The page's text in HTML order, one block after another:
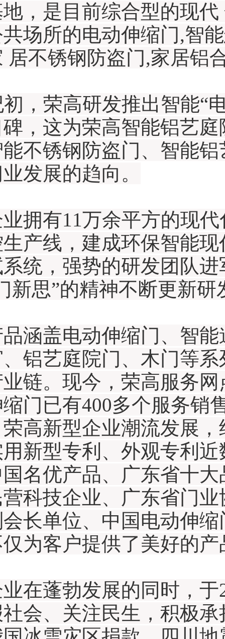
，是目前综合型的现
场所的电动伸缩门,智
居不锈钢防盗门,家居铝
，荣高研发推出智能“
，这为荣高智能铝艺
不锈钢防盗门、智能
发展的趋向。
拥有11万余平方的现
产线，建成环保智能
统，强势的研发团队
新思”的精神不断更新研
涵盖电动伸缩门、智
铝艺庭院门、木门等
链。现今，荣高服务
门已有400多个服务销
高新型企业潮流发展
新型专利、外观专利
名优产品、广东省十
科技企业、广东省门
长单位、中国电动伸
为客户提供了美好的
在蓬勃发展的同时，
会、关注民生，积极